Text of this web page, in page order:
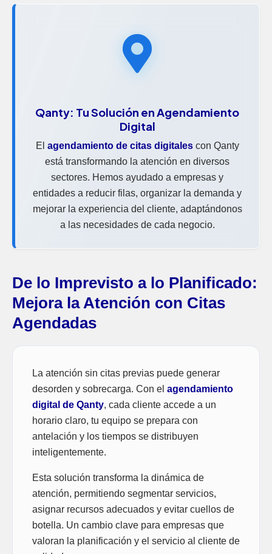
Qanty: Tu Solución enAgendamiento
Digital
El agendamiento de citas digitalescon Qanty
está transformando la atención en diversos
sectores. Hemos ayudado a empresas y
entidades a reducir filas, organizar la demanda y
mejorar la experiencia del cliente, adaptándonos
a las necesidades de cada negocio.
De lo Imprevisto a lo Planificado:
Mejora la Atención con Citas
Agendadas
La atención sin citas previas puede generar
desorden y sobrecarga. Con el agendamiento
digital de Qanty, cada cliente accede a un
horario claro, tu equipo se prepara con
antelación y los tiempos se distribuyen
inteligentemente.
Esta solución transforma la dinámica de
atención, permitiendo segmentar servicios,
asignar recursos adecuados y evitar cuellos de
botella. Un cambio clave para empresas que
valoran la planificación y el servicio al cliente de